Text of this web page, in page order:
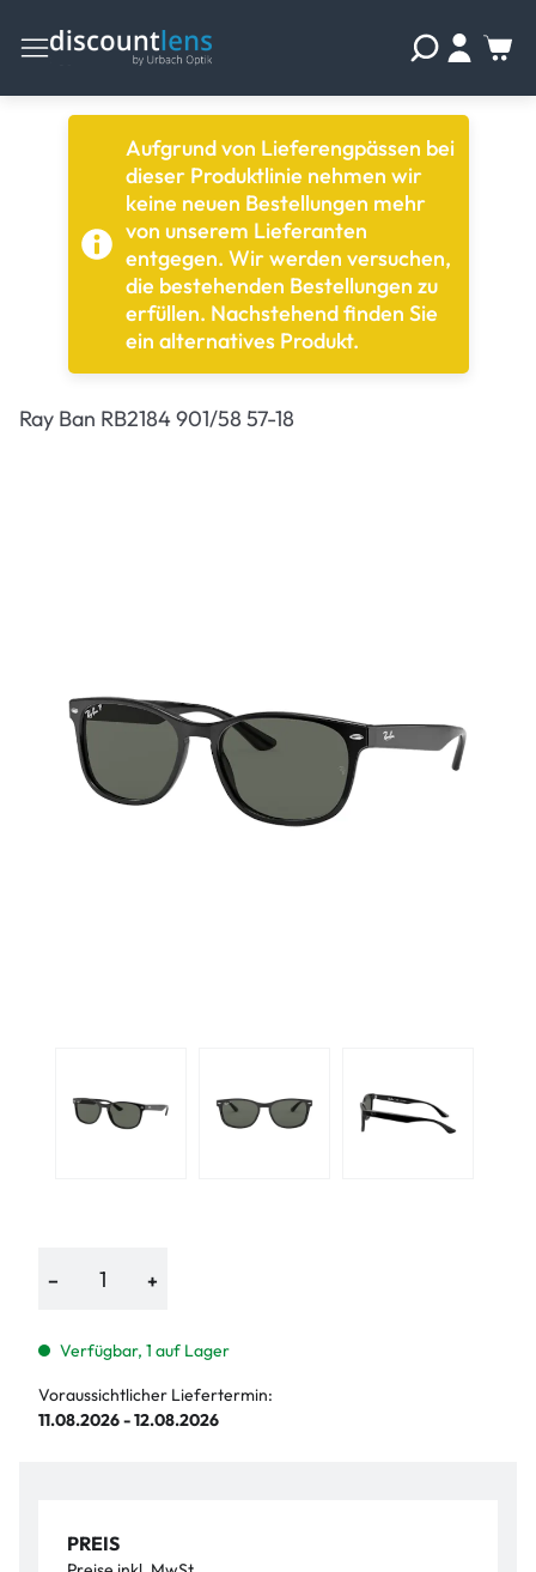
Aufgrund von Lieferengpässen bei
dieser Produktlinie nehmen wir
keine neuen Bestellungen mehr
von unserem Lieferanten
entgegen. Wir werden versuchen,
die bestehenden Bestellungen zu
erfüllen. Nachstehend finden Sie
ein alternatives Produkt.
Ray Ban RB2184 901/58 57-18
− +
Verfügbar, 1 auf Lager
Voraussichtlicher Liefertermin:
11.08.2026 - 12.08.2026
PREIS